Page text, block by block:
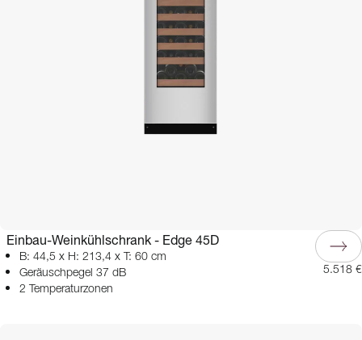
Einbau-Weinkühlschrank - Edge 45D
B: 44,5 x H: 213,4 x T: 60 cm
Geräuschpegel 37 dB
2 Temperaturzonen
5.518 €